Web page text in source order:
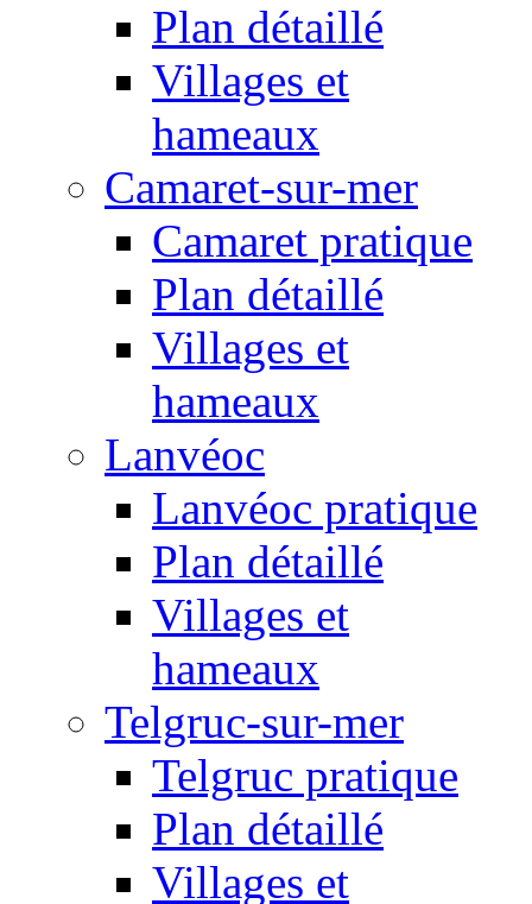
Plan détaillé
Villages et
hameaux
Camaret-sur-mer
Camaret pratique
Plan détaillé
Villages et
hameaux
Lanvéoc
Lanvéoc pratique
Plan détaillé
Villages et
hameaux
Telgruc-sur-mer
Telgruc pratique
Plan détaillé
Villages et